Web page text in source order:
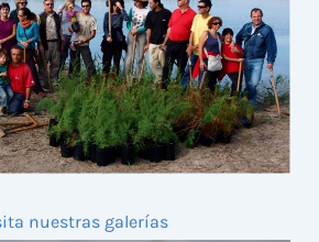
nuestras galerías